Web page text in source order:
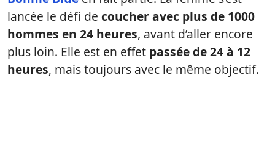
lancée le défi de coucher avec plus de 1000
hommes en 24 heures, avant d’aller encore
plus loin. Elle est en effet passée de 24 à 12
heures, mais toujours avec le même objectif.